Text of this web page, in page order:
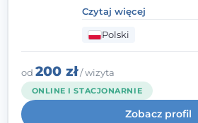
doświadczają kryzysów
traumy, stanów
relacyjnych. W pracy
uważnością, empatią i
szacunkiem dla
każdego człowieka.
czteroletniej szkoły
poznawczo-
Czytaj więcej
Polski
od 200 zł/ wizyta
ONLINE I STACJONARNIE
Zobacz profil